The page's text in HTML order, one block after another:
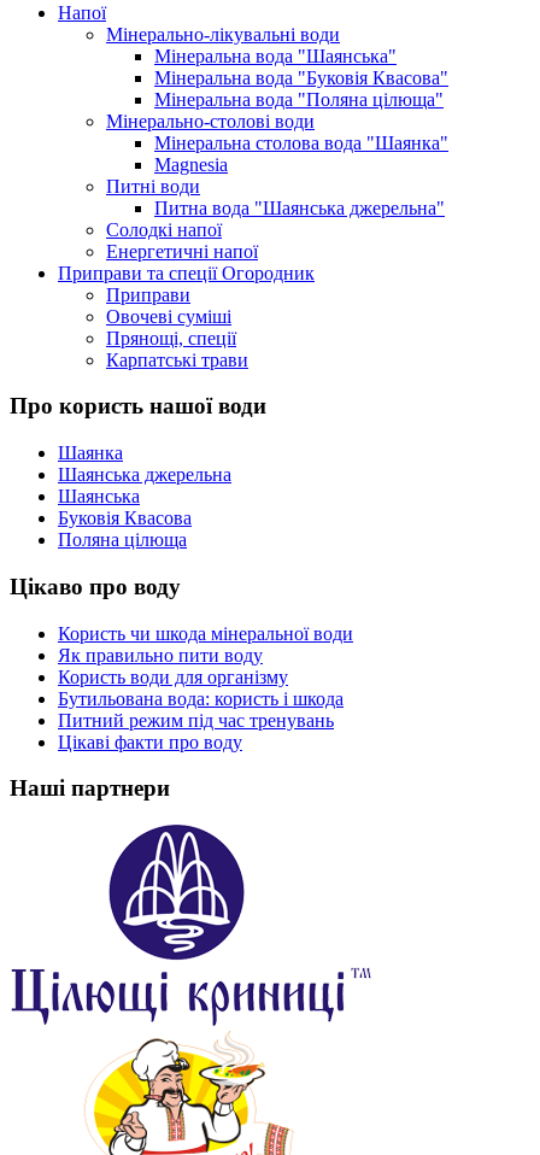
Напої
Мінерально-лікувальні води
Мінеральна вода "Шаянська"
Мінеральна вода "Буковія Квасова"
Мінеральна вода "Поляна цілюща"
Мінерально-столові води
Мінеральна столова вода "Шаянка"
Magnesia
Питні води
Питна вода "Шаянська джерельна"
Солодкі напої
Енергетичні напої
Приправи та спеції Огородник
Приправи
Овочеві суміші
Прянощі, спеції
Карпатські трави
Про користь нашої води
Шаянка
Шаянська джерельна
Шаянська
Буковія Квасова
Поляна цілюща
Цікаво про воду
Користь чи шкода мінеральної води
Як правильно пити воду
Користь води для організму
Бутильована вода: користь і шкода
Питний режим під час тренувань
Цікаві факти про воду
Наші партнери